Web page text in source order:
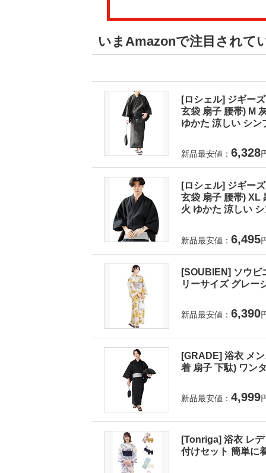
いまAmazonで注目されて
[ロシェル] ジギー
玄袋 扇子 腰帯) M
ゆかた 涼しい シン
新品最安値： 6,328
[ロシェル] ジギー
玄袋 扇子 腰帯) XL
火 ゆかた 涼しい
新品最安値： 6,495
[SOUBIEN] ソウビ
リーサイズ グレー
新品最安値： 6,390
[GRADE] 浴衣 メ
着 扇子 下駄) ワン
新品最安値： 4,999
[Tonriga] 浴衣 レ
付けセット 簡単に